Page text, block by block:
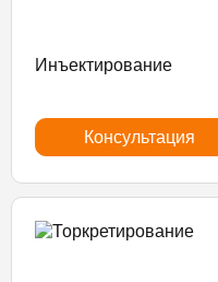
Инъектирование
Консультация